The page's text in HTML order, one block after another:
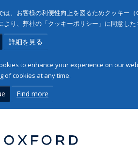
は、お客様の利便性向上を図るためクッキー
より、弊社の「クッキーポリシー」に同意し
詳細を見る
to enhance your experience on our
of cookies at any time.
Find more